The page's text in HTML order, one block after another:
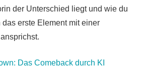
der Unterschied liegt und wie du
erste Element mit einer
Das Comeback durch KI